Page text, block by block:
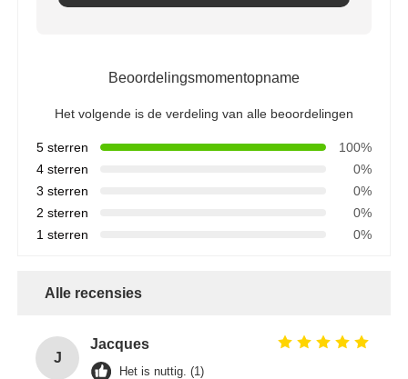
Beoordelingsmomentopname
Het volgende is de verdeling van alle beoordelingen
5 sterren
100%
4 sterren
0%
3 sterren
0%
2 sterren
0%
1 sterren
0%
Alle recensies
J
Jacques
Het is nuttig. (1)